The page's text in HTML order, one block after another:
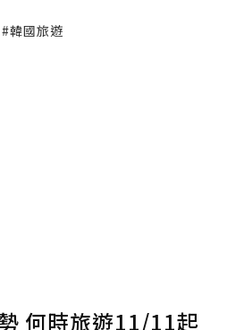
#韓國旅遊
何時旅遊11/11起